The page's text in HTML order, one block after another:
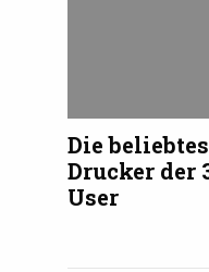
Die
Drucker der
User